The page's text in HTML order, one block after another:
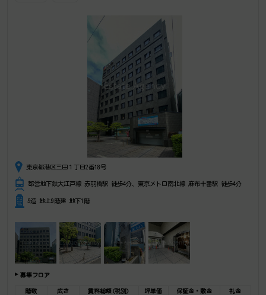
東京都港区三田１丁目2番18号
都営地下鉄大江戸線 赤羽橋駅 徒歩4分、東京メトロ南北線 麻布十番駅 徒歩4分
S造 地上9階建 地下1階
募集フロア
階数 広さ 賃料総額(税別) 坪単価 保証金・敷金
礼金